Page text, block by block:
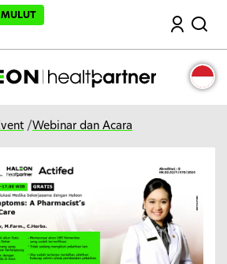
MULUT Mencari
/Webinar dan Acara